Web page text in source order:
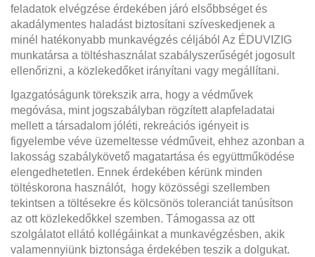
feladatok elvégzése érdekében járó elsőbbséget és
akadálymentes haladást biztosítani szíveskedjenek a
minél hatékonyabb munkavégzés céljából Az ÉDUVIZIG
munkatársa a töltéshasználat szabályszerűségét jogosult
ellenőrizni, a közlekedőket irányítani vagy megállítani.
Igazgatóságunk törekszik arra, hogy a védművek
megóvása, mint jogszabályban rögzített alapfeladatai
mellett a társadalom jóléti, rekreációs igényeit is
figyelembe véve üzemeltesse védműveit, ehhez azonban a
lakosság szabálykövető magatartása és együttműködése
elengedhetetlen. Ennek érdekében kérünk minden
töltéskorona használót, hogy közösségi szellemben
tekintsen a töltésekre és kölcsönös toleranciát tanúsítson
az ott közlekedőkkel szemben. Támogassa az ott
szolgálatot ellátó kollégáinkat a munkavégzésben, akik
valamennyiünk biztonsága érdekében teszik a dolgukat.